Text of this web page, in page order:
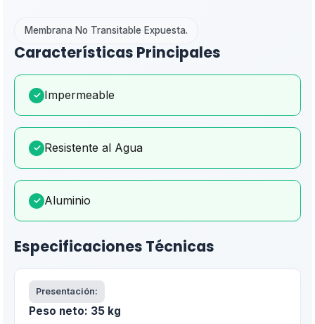
Membrana No Transitable Expuesta.
Características Principales
✓ Impermeable
✓ Resistente al Agua
✓ Aluminio
Especificaciones Técnicas
Presentación:
Peso neto: 35 kg